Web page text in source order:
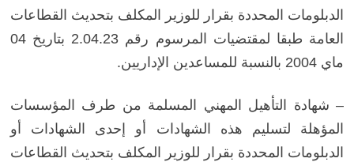
الدبلومات المحددة بقرار للوزير المكلف بتحديث القطاعات
العامة طبقا لمقتضيات المرسوم رقم 2.04.23 بتاريخ 04
ماي 2004 بالنسبة للمساعدين الإداريين.
– شهادة التأهيل المهني المسلمة من طرف المؤسسات
المؤهلة لتسليم هذه الشهادات أو إحدى الشهادات أو
الدبلومات المحددة بقرار للوزير المكلف بتحديث القطاعات